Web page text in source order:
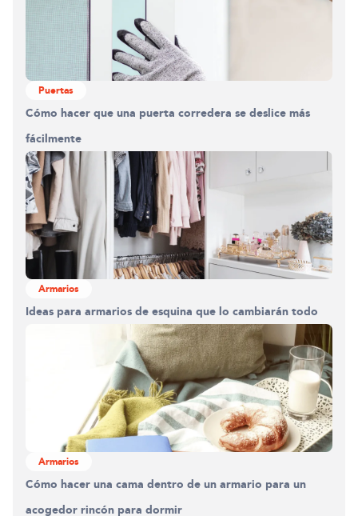
Puertas
Cómo hacer que una puerta corredera se deslice más
fácilmente
Armarios
Ideas para armarios de esquina que lo cambiarán todo
Armarios
Cómo hacer una cama dentro de un armario para un
acogedor rincón para dormir